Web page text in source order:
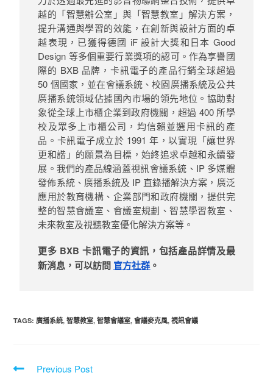
越的「智慧辦公室」與「智慧教室」解決方案，
提升溝通與學習的效能，在創新與設計方面的卓
越表現，已獲得德國 iF 設計大獎和日本 Good
Design 等多個重要行業獎項的認可。作為享譽國
際的 BXB 品牌，卡訊電子的產品行銷全球超過
50 個國家，並在會議系統、校園廣播系統及公共
廣播系統領域佔據國內市場的領先地位。協助對
象從全球上市櫃企業到政府機關，超過 400 所學
校及眾多上市櫃公司，均信賴並選用卡訊的產
品。卡訊電子成立於 1991 年，以實現「讓世界
更和諧」的願景為目標，始終追求卓越和永續發
展。我們的產品線涵蓋視訊會議系統、IP 多媒體
發佈系統、廣播系統及 IP 直錄播解決方案，廣泛
應用於教育機構、企業部門和政府機關，提供完
整的智慧會議室、會議室規劃、智慧學習教室、
未來教室及視聽教室優化解決方案等。
更多 BXB 卡訊電子的資訊，包括產品詳情及最
新消息，可以訪問 官方社群 。
TAGS:廣播系統, 智慧教室, 智慧會議室, 會議麥克風, 視訊會議
Previous Post